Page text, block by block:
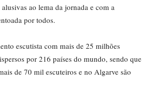
ao lema da jornada e com a
por todos.
escutista com mais de 25 milhões
por 216 países do mundo, sendo que
de 70 mil escuteiros e no Algarve são